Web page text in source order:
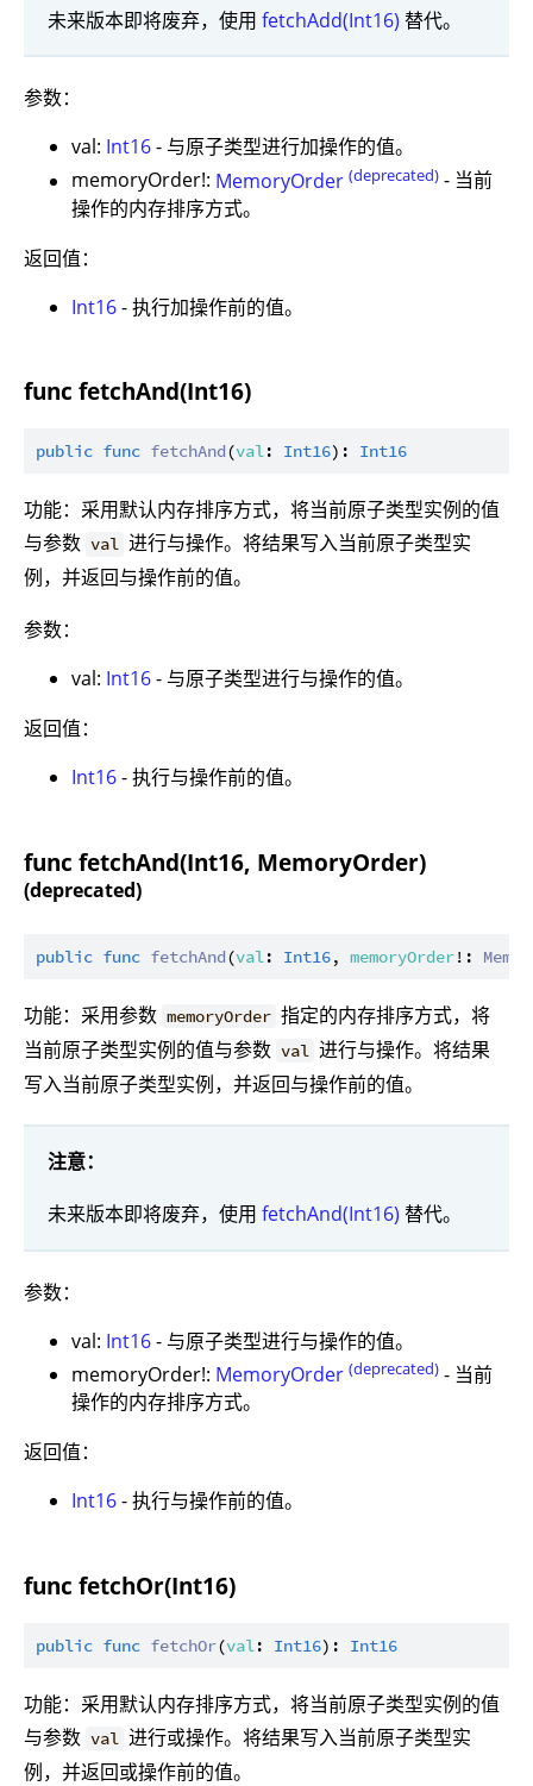
未来版本即将废弃，使用 fetchAdd(Int16) 替代。
参数：
val: Int16- 与原子类型进行加操作的值。
memoryOrder!: MemoryOrder (deprecated) - 当前
操作的内存排序方式。
返回值：
Int16- 执行加操作前的值。
func fetchAnd(Int16)
public func fetchAnd(val: Int16): Int16
功能：采用默认内存排序方式，将当前原子类型实例的值
与参数 val 进行与操作。将结果写入当前原子类型实
例，并返回与操作前的值。
参数：
val: Int16- 与原子类型进行与操作的值。
返回值：
Int16- 执行与操作前的值。
func fetchAnd(Int16, MemoryOrder)
(deprecated)
public func fetchAnd(val: Int16, memoryOrder!:
功能：采用参数 memoryOrder 指定的内存排序方式，将
当前原子类型实例的值与参数 val 进行与操作。将结果
写入当前原子类型实例，并返回与操作前的值。
注意：
未来版本即将废弃，使用 fetchAnd(Int16) 替代。
参数：
val: Int16- 与原子类型进行与操作的值。
memoryOrder!: MemoryOrder (deprecated) - 当前
操作的内存排序方式。
返回值：
Int16- 执行与操作前的值。
func fetchOr(Int16)
public func fetchOr(val: Int16): Int16
功能：采用默认内存排序方式，将当前原子类型实例的值
与参数 val 进行或操作。将结果写入当前原子类型实
例，并返回或操作前的值。